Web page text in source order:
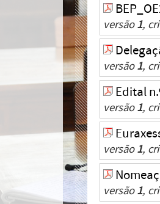
versão1,
versão1,
Edital
versão1,
versão1,
versão1,